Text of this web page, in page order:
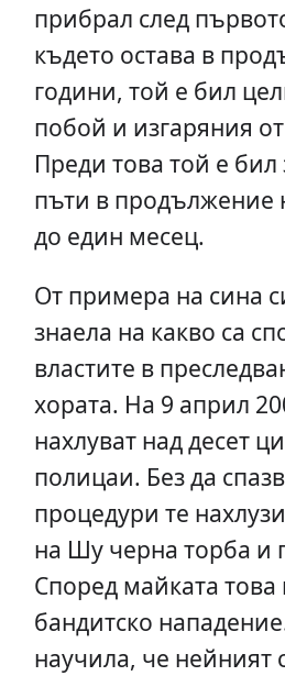
прибрал след
където остава в
години, той е бил
побой и изгаряния
Преди това той е
пъти в продължение
до един месец.
От примера на сина
знаела на какво са
властите в
хората. На 9 април
нахлуват над десет
полицаи. Без да
процедури те
на Шу черна торба и
Според майката
бандитско
научила, че нейният